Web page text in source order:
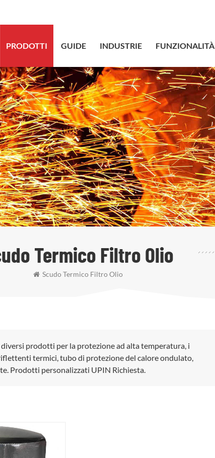
PRODOTTI GUIDE INDUSTRIE FUNZIONALITÀ
Termico Filtro Olio
Scudo Termico Filtro Olio
prodotti per la protezione ad alta temperatura, i
termici, tubo di protezione del calore ondulato,
Prodotti personalizzati UPIN Richiesta.